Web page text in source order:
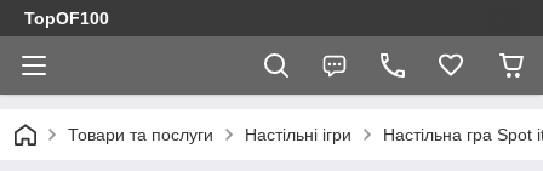
TopOF100
Товари та послуги Настільні ігри Настільна гра